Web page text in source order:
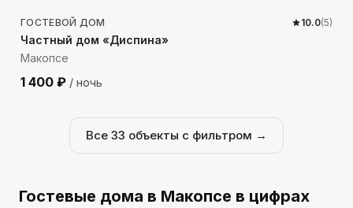
ГОСТЕВОЙ ДОМ 10.0(5)
Частный дом «Диспина»
Макопсе
1 400 ₽ / ночь
Все 33 объекты с фильтром →
Гостевые дома в Макопсе в цифрах